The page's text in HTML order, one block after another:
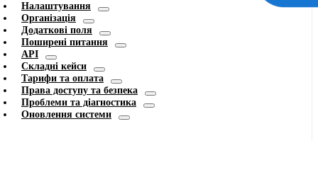
Налаштування
Організація
Додаткові поля
Поширені питання
API
Складні кейси
Тарифи та оплата
Права доступу та безпека
Проблеми та діагностика
Оновлення системи